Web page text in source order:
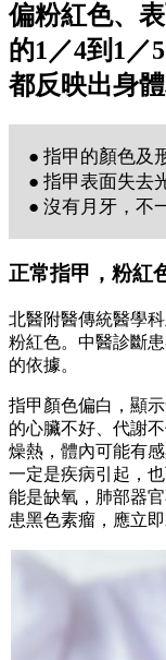
偏粉紅色、
的1／4到1／
都反映出身
● 指甲的顏色及
● 指甲表面失去
● 沒有月牙，不
正常指甲，粉紅
北醫附醫傳統醫學
粉紅色。中醫診斷
的依據。
指甲顏色偏白，顯
的心臟不好、代謝
燥熱，體內可能有
一定是疾病引起，
能是缺氧，肺部器
患黑色素瘤，應立即